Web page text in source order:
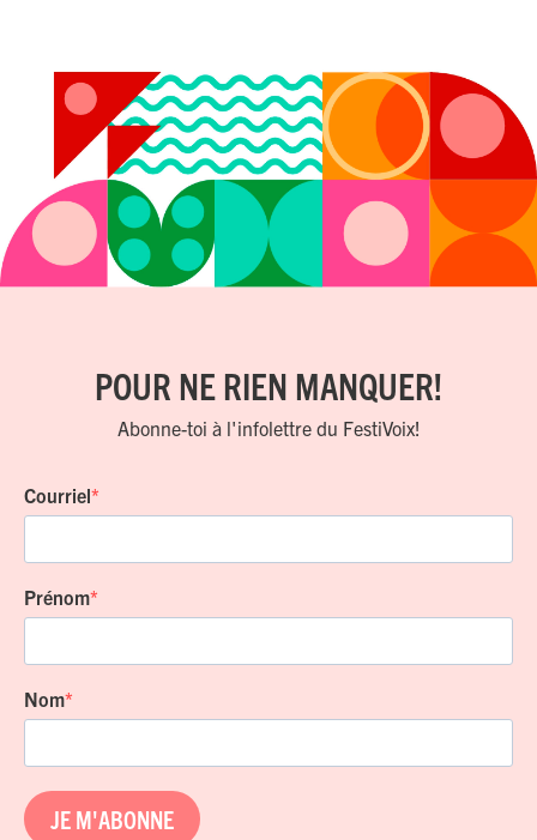
POUR NE RIEN MANQUER!
Abonne-toi à l'infolettre du FestiVoix!
Courriel
Prénom
Nom
JE M'ABONNE